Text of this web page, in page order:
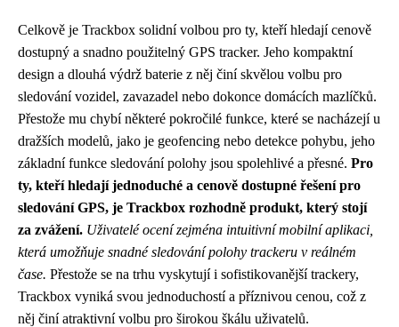
Celkově je Trackbox solidní volbou pro ty, kteří hledají cenově
dostupný a snadno použitelný GPS tracker. Jeho kompaktní
design a dlouhá výdrž baterie z něj činí skvělou volbu pro
sledování vozidel, zavazadel nebo dokonce domácích mazlíčků.
Přestože mu chybí některé pokročilé funkce, které se nacházejí u
dražších modelů, jako je geofencing nebo detekce pohybu, jeho
základní funkce sledování polohy jsou spolehlivé a přesné. Pro
ty, kteří hledají jednoduché a cenově dostupné řešení pro
sledování GPS, je Trackbox rozhodně produkt, který stojí
za zvážení. Uživatelé ocení zejména intuitivní mobilní aplikaci,
která umožňuje snadné sledování polohy trackeru v reálném
čase. Přestože se na trhu vyskytují i ​​sofistikovanější trackery,
Trackbox vyniká svou jednoduchostí a příznivou cenou, což z
něj činí atraktivní volbu pro širokou škálu uživatelů.